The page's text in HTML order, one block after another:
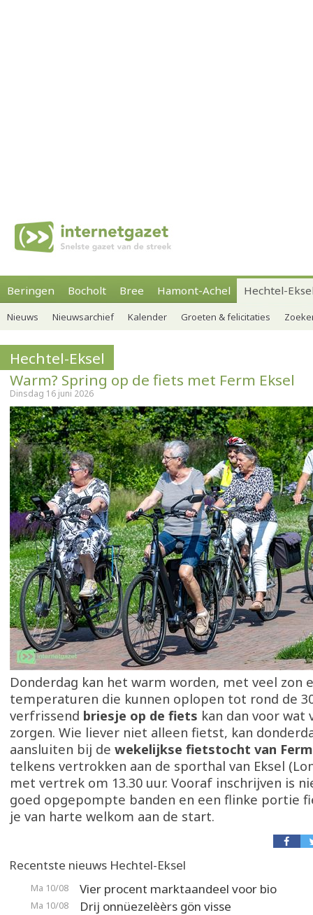
Beringen Bocholt Bree Hamont-Achel Hechtel-
Nieuws Nieuwsarchief Kalender Groeten & felicitaties
Hechtel-Eksel
Warm? Spring op de fiets met Ferm Eksel
Dinsdag 16 juni 2026
Donderdag kan het warm worden, met veel zon
temperaturen die kunnen oplopen tot rond de
verfrissend briesje op de fiets kan dan voor wat
zorgen. Wie liever niet alleen fietst, kan
aansluiten bij de wekelijkse fietstocht van
telkens vertrokken aan de sporthal van Eksel
met vertrek om 13.30 uur. Vooraf inschrijven is
goed opgepompte banden en een flinke portie
je van harte welkom aan de start.
Recentste nieuws Hechtel-Eksel
Ma 10/08 Vier procent marktaandeel voor bio
Ma 10/08 Drij onnüezelèèrs gön visse